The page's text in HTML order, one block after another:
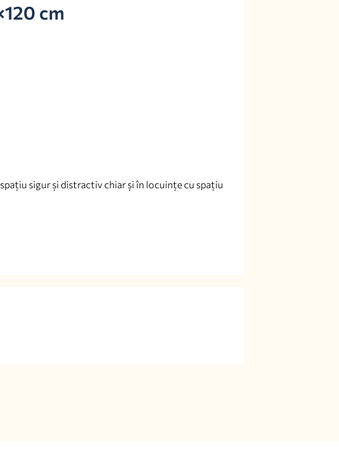
cm
sigur și distractiv chiar și în locuințe cu spațiu